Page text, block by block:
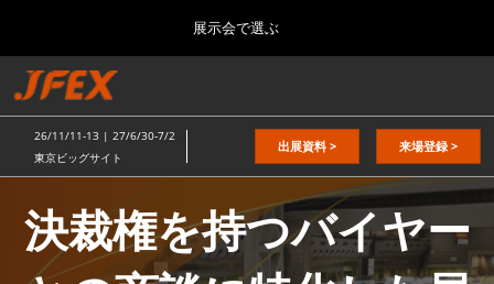
ッ
プ
し
進
to
close
the
展示会で選ぶ
2026年11月11日
東京ビッグサイト / Tokyo Big Sight
ー
ナ
ゲ
ー
ョ
26/11/11-13 | 27/6/30-7/2
東京ビッグサイト
出展資料 > 来場登録 >
JFEX（ジ
決裁権を持つバイヤー